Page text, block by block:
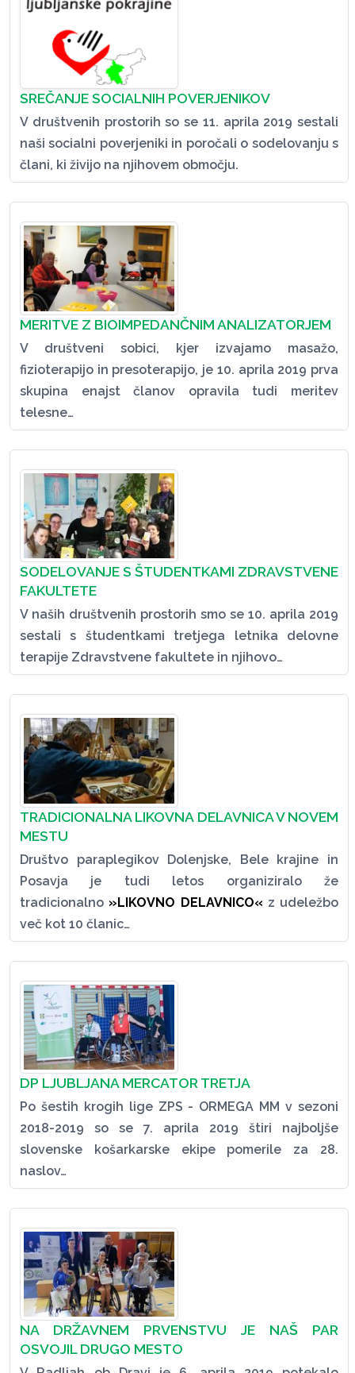
SREČANJE SOCIALNIH POVERJENIKOV
V društvenih prostorih so se 11. aprila 2019 sestali
naši socialni poverjeniki in poročali o sodelovanju s
člani, ki živijo na njihovem območju.
MERITVE Z BIOIMPEDANČNIM ANALIZATORJEM
V društveni sobici, kjer izvajamo masažo,
fizioterapijo in presoterapijo, je 10. aprila 2019 prva
skupina enajst članov opravila tudi meritev
telesne…
SODELOVANJE S ŠTUDENTKAMI ZDRAVSTVENE
FAKULTETE
V naših društvenih prostorih smo se 10. aprila 2019
sestali s študentkami tretjega letnika delovne
terapije Zdravstvene fakultete in njihovo…
TRADICIONALNA LIKOVNA DELAVNICA V NOVEM
MESTU
Društvo paraplegikov Dolenjske, Bele krajine in
Posavja je tudi letos organiziralo že
tradicionalno »LIKOVNO DELAVNICO« z udeležbo
več kot 10 članic…
DP LJUBLJANA MERCATOR TRETJA
Po šestih krogih lige ZPS - ORMEGA MM v sezoni
2018-2019 so se 7. aprila 2019 štiri najboljše
slovenske košarkarske ekipe pomerile za 28.
naslov…
NA DRŽAVNEM PRVENSTVU JE NAŠ PAR
OSVOJIL DRUGO MESTO